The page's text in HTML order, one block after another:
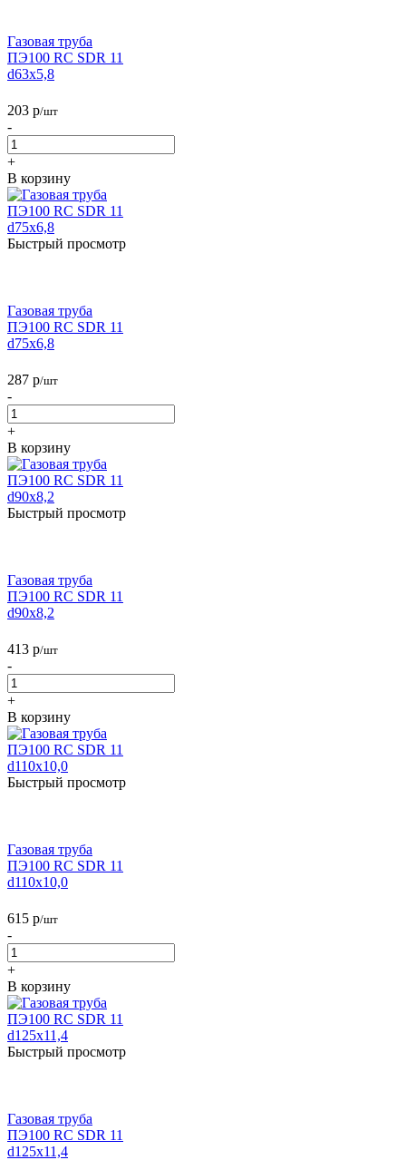
Газовая труба
ПЭ100 RC SDR 11
d63х5,8
203 р/шт
-
+
В корзину
Быстрый просмотр
Газовая труба
ПЭ100 RC SDR 11
d75х6,8
287 р/шт
-
+
В корзину
Быстрый просмотр
Газовая труба
ПЭ100 RC SDR 11
d90х8,2
413 р/шт
-
+
В корзину
Быстрый просмотр
Газовая труба
ПЭ100 RC SDR 11
d110х10,0
615 р/шт
-
+
В корзину
Быстрый просмотр
Газовая труба
ПЭ100 RC SDR 11
d125х11,4